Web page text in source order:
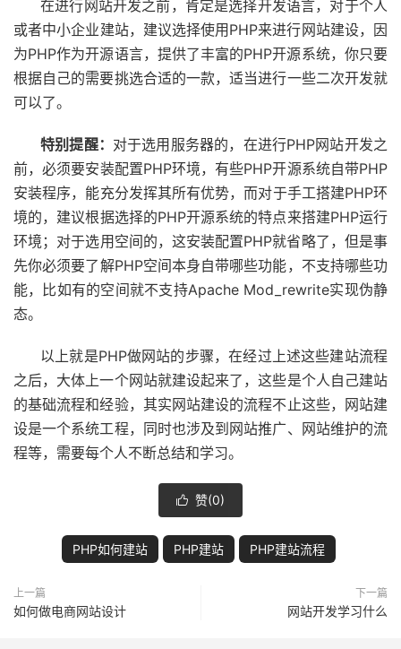
在进行网站开发之前，肯定是选择开发语言，对于个人
或者中小企业建站，建议选择使用PHP来进行网站建设，因
为PHP作为开源语言，提供了丰富的PHP开源系统，你只要
根据自己的需要挑选合适的一款，适当进行一些二次开发就
可以了。
特别提醒： 对于选用服务器的，在进行PHP网站开发之
前，必须要安装配置PHP环境，有些PHP开源系统自带PHP
安装程序，能充分发挥其所有优势，而对于手工搭建PHP环
境的，建议根据选择的PHP开源系统的特点来搭建PHP运行
环境；对于选用空间的，这安装配置PHP就省略了，但是事
先你必须要了解PHP空间本身自带哪些功能，不支持哪些功
能，比如有的空间就不支持Apache Mod_rewrite实现伪静
态。
以上就是PHP做网站的步骤，在经过上述这些建站流程
之后，大体上一个网站就建设起来了，这些是个人自己建站
的基础流程和经验，其实网站建设的流程不止这些，网站建
设是一个系统工程，同时也涉及到网站推广、网站维护的流
程等，需要每个人不断总结和学习。
 赞(0)
PHP如何建站 PHP建站 PHP建站流程
上一篇
如何做电商网站设计
下一篇
网站开发学习什么